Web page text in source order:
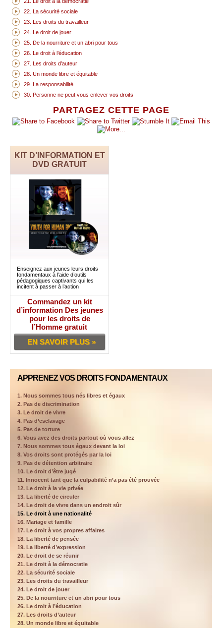
PARTAGEZ CETTE PAGE
KIT D’INFORMATION ET
DVD GRATUIT
Enseignez aux jeunes leurs droits
fondamentaux à l’aide d’outils
pédagogiques captivants qui les
incitent à passer à l’action
Commandez un kit
d’information Des jeunes
pour les droits de
l’Homme gratuit
EN SAVOIR PLUS »
APPRENEZ VOS DROITS FONDAMENTAUX
1. Nous sommes tous nés libres et égaux
2. Pas de discrimination
3. Le droit de vivre
4. Pas d’esclavage
5. Pas de torture
6. Vous avez des droits partout où vous allez
7. Nous sommes tous égaux devant la loi
8. Vos droits sont protégés par la loi
9. Pas de détention arbitraire
10. Le droit d’être jugé
11. Innocent tant que la culpabilité n’a pas été prouvée
12. Le droit à la vie privée
13. La liberté de circuler
14. Le droit de vivre dans un endroit sûr
15. Le droit à une nationalité
16. Mariage et famille
17. Le droit à vos propres affaires
18. La liberté de pensée
19. La liberté d’expression
20. Le droit de se réunir
21. Le droit à la démocratie
22. La sécurité sociale
23. Les droits du travailleur
24. Le droit de jouer
25. De la nourriture et un abri pour tous
26. Le droit à l’éducation
27. Les droits d’auteur
28. Un monde libre et équitable
22. La sécurité sociale
23. Les droits du travailleur
24. Le droit de jouer
25. De la nourriture et un abri pour tous
26. Le droit à l’éducation
27. Les droits d’auteur
28. Un monde libre et équitable
29. La responsabilité
30. Personne ne peut vous enlever vos droits